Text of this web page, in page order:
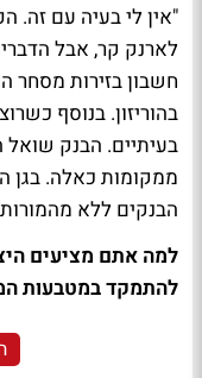
"אין לי בעיה עם
לארנק קר, אבל
חשבון בזירות מסחר
בהוריזון. בנוסף
בעיתיים. הבנק
ממקומות כאלה. בגן
הבנקים ללא
למה אתם מציעים
להתמקד במטבעות